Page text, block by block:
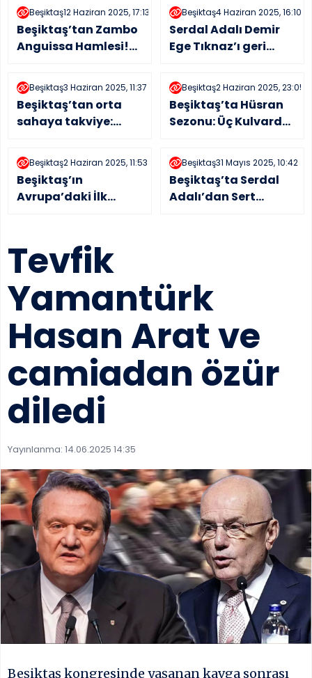
Beşiktaş12 Haziran 2025, 17:13
Beşiktaş’tan Zambo
Anguissa Hamlesi!
Teklif Yapıldı
Beşiktaş4 Haziran 2025, 16:10
Serdal Adalı Demir
Ege Tıknaz’ı geri
Beşiktaş3 Haziran 2025, 11:37
Beşiktaş’tan orta
sahaya takviye:
temas kuruldu!
Beşiktaş2 Haziran 2025, 23:05
Beşiktaş’ta Hüsran
Sezonu: Üç Kulvarda
Beşiktaş2 Haziran 2025, 11:53
Beşiktaş’ın
Avrupa’daki İlk
Beşiktaş31 Mayıs 2025, 10:42
Beşiktaş’ta Serdal
Adalı’dan Sert
Tevfik
Yamantürk
Hasan Arat ve
camiadan özür
diledi
Yayınlanma: 14.06.2025 14:35
Beşiktaş kongresinde yaşanan kavga sonrası